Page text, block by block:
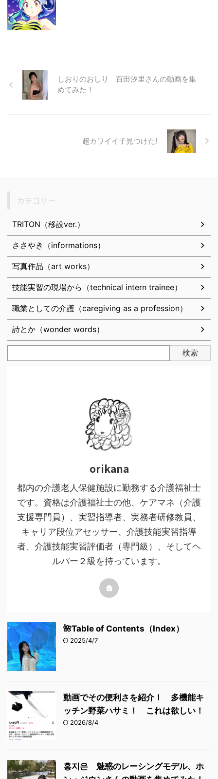
しおりのおしり 百田汐里さんの動画を集
めてみた！
超カワイイ子見つけた!
TRITON（移設ver.）
ささやき（informations）
写真作品（art works）
技能実習の現場から（technical intern trainee）
職業としての介護（caregiving as a profession）
詩とか（wonder words）
検索
orikana
都内の介護老人保健施設に勤務する介護福祉士
です。資格は介護福祉士の他、ケアマネ（介護
支援専門員）、実習指導者、実務者研修教員、
キャリア段位アセッサー、介護技能実習指導
者、介護技能実習評価者（専門級）、そしてヘ
ルパー２級を持っています。
🌺Table of Contents（Index）
2025/4/7
動画でその便利さを紹介！ 多機能キ
ッチン野菜ハサミ！ これは欲しい！
2026/8/4
홍지은 魅惑のレーシングモデル、ホ